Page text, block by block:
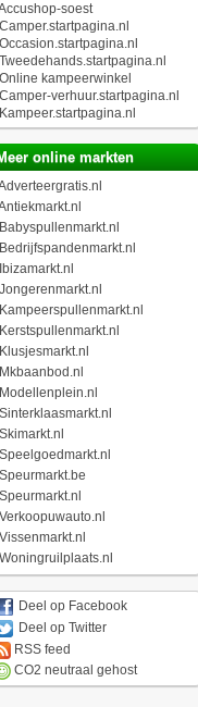
soest
Camper.startpagina.nl
Occasion.startpagina.nl
Tweedehands.startpagina.nl
Online kampeerwinkel
Camper-verhuur.startpagina.nl
Kampeer.startpagina.nl
online markten
Babyspullenmarkt.nl
Bedrijfspandenmarkt.nl
Ibizamarkt.nl
Jongerenmarkt.nl
Kampeerspullenmarkt.nl
Kerstspullenmarkt.nl
Klusjesmarkt.nl
Mkbaanbod.nl
Modellenplein.nl
Sinterklaasmarkt.nl
Skimarkt.nl
Speelgoedmarkt.nl
Speurmarkt.be
Speurmarkt.nl
Verkoopuwauto.nl
Vissenmarkt.nl
Woningruilplaats.nl
Deel op Facebook
Deel op Twitter
RSS feed
CO2 neutraal gehost